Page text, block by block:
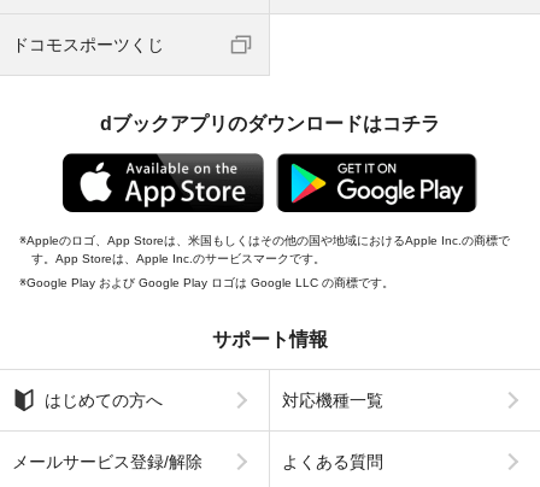
ドコモスポーツくじ
dブックアプリのダウンロードはコチラ
Appleのロゴ、App Storeは、米国もしくはその他の国や地域におけるApple Inc.の商標で
す。App Storeは、Apple Inc.のサービスマークです。
Google Play および Google Play ロゴは Google LLC の商標です。
サポート情報
はじめての方へ 対応機種一覧
メールサービス登録/解除 よくある質問